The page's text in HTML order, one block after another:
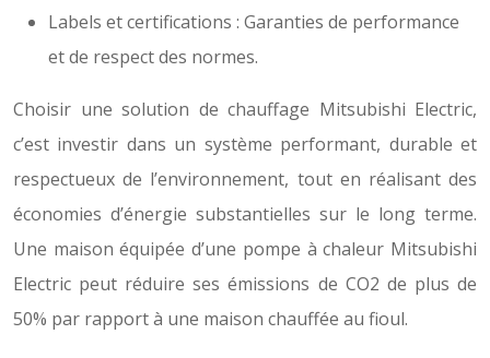
Labels et certifications : Garanties de performance
et de respect des normes.
Choisir une solution de chauffage Mitsubishi Electric,
c’est investir dans un système performant, durable et
respectueux de l’environnement, tout en réalisant des
économies d’énergie substantielles sur le long terme.
Une maison équipée d’une pompe à chaleur Mitsubishi
Electric peut réduire ses émissions de CO2 de plus de
50% par rapport à une maison chauffée au fioul.